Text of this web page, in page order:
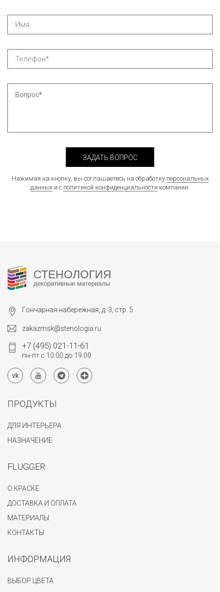
ЗАДАТЬ ВОПРОС
Нажимая на кнопку, вы соглашаетесь на обработку персональных
данных и с политикой конфиденциальности компании.
СТЕНОЛОГИЯ
декоративные материалы
Гончарная набережная, д. 3, стр. 5
zakazmsk@stenologia.ru
+7 (495) 021-11-61
пн-пт с 10:00 до 19:00
ПРОДУКТЫ
ДЛЯ ИНТЕРЬЕРА
НАЗНАЧЕНИЕ
FLUGGER
О КРАСКЕ
ДОСТАВКА И ОПЛАТА
МАТЕРИАЛЫ
КОНТАКТЫ
ИНФОРМАЦИЯ
ВЫБОР ЦВЕТА